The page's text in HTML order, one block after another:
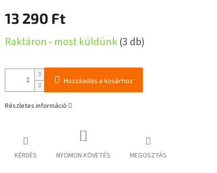
13 290 Ft
Raktáron - most küldünk(3 db)
Hozzáadás a kosárhoz
Részletes információ
KÉRDÉS NYOMON KÖVETÉS MEGOSZTÁS